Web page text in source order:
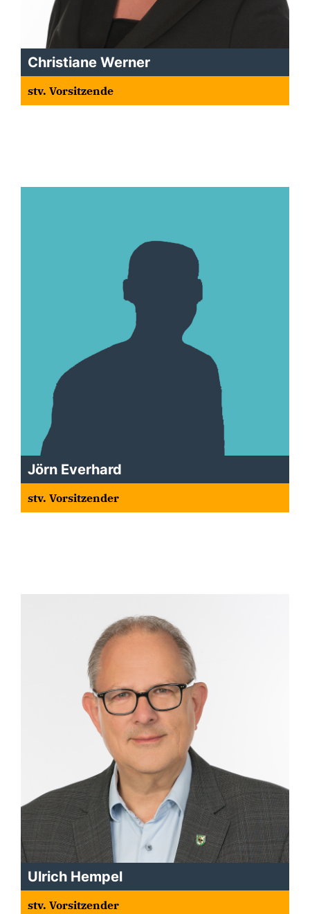
Christiane Werner
stv. Vorsitzende
Jörn Everhard
stv. Vorsitzender
Ulrich Hempel
stv. Vorsitzender